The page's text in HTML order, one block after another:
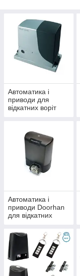
Автоматика і
приводи для
відкатних воріт
Автоматика і
приводи Doorhan
для відкатних